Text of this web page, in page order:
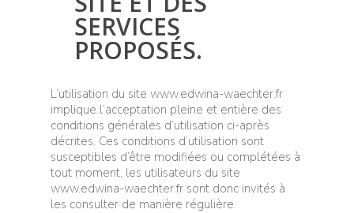
SERVICES
PROPOSÉS.
L’utilisation du site www.edwina-waechter.fr
implique l’acceptation pleine et entière des
conditions générales d’utilisation ci-après
décrites. Ces conditions d’utilisation sont
susceptibles d’être modifiées ou complétées à
tout moment, les utilisateurs du site
www.edwina-waechter.fr sont donc invités à
les consulter de manière régulière.